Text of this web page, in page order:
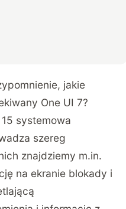
jakie
One UI 7?
systemowa
szereg
znajdziemy m.in.
na ekranie blokady i